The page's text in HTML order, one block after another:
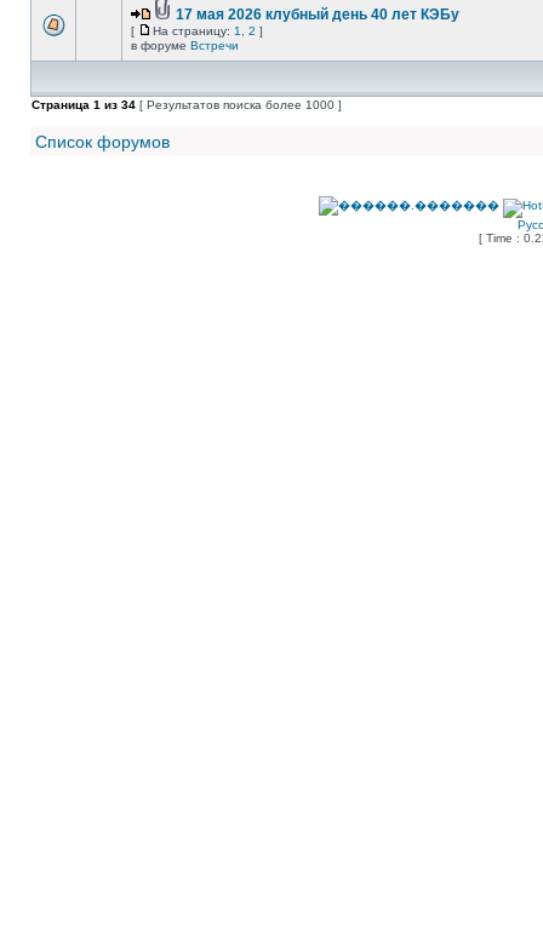
17 мая 2026 клубный день 40 лет КЭБу
[ На страницу: 1 2 ]
в форуме Встречи
Страница 1 из 34 [ Результатов поиска более 1000 ]
Список форумов
[ Time :